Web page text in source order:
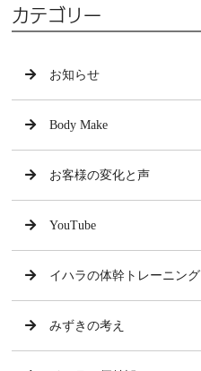
カテゴリー
お知らせ
Body Make
お客様の変化と声
YouTube
イハラの体幹トレーニング
みずきの考え